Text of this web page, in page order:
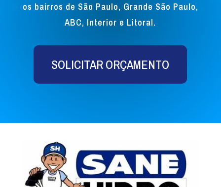
os bairros de São Paulo, Grande São Paulo,
ABC, Interior e Litoral.
SOLICITAR ORÇAMENTO